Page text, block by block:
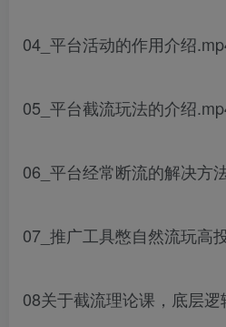
04_平台活动的作用介绍
05_平台截流玩法的介绍
06_平台经常断流的解决方
07_推广工具憋自然流玩高
08关于截流理论课，底层